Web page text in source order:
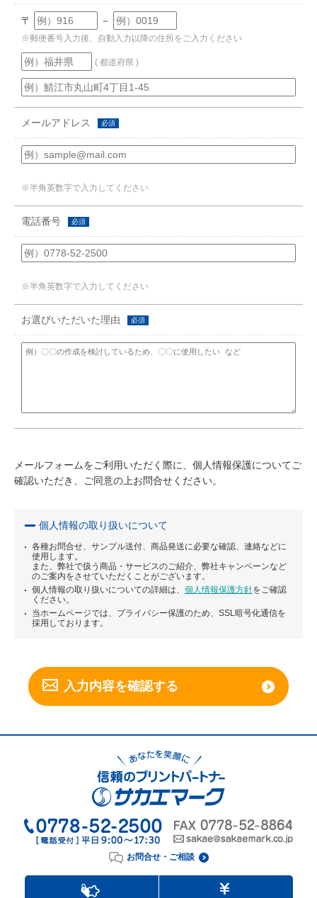
〒 －
※郵便番号入力後、自動入力以降の住所をご入力ください
( 都道府県 )
メールアドレス 必須
※半角英数字で入力してください
電話番号 必須
※半角英数字で入力してください
お選びいただいた理由 必須
メールフォームをご利用いただく際に、個人情報保護についてご
確認いただき、ご同意の上お問合せください。
個人情報の取り扱いについて
各種お問合せ、サンプル送付、商品発送に必要な確認、連絡などに
使用します。
また、弊社で扱う商品・サービスのご紹介、弊社キャンペーンなど
のご案内をさせていただくことがございます。
個人情報の取り扱いについての詳細は、 個人情報保護方針をご確認
ください。
当ホームページでは、プライバシー保護のため、SSL暗号化通信を
採用しております。
お問合せ・ご相談